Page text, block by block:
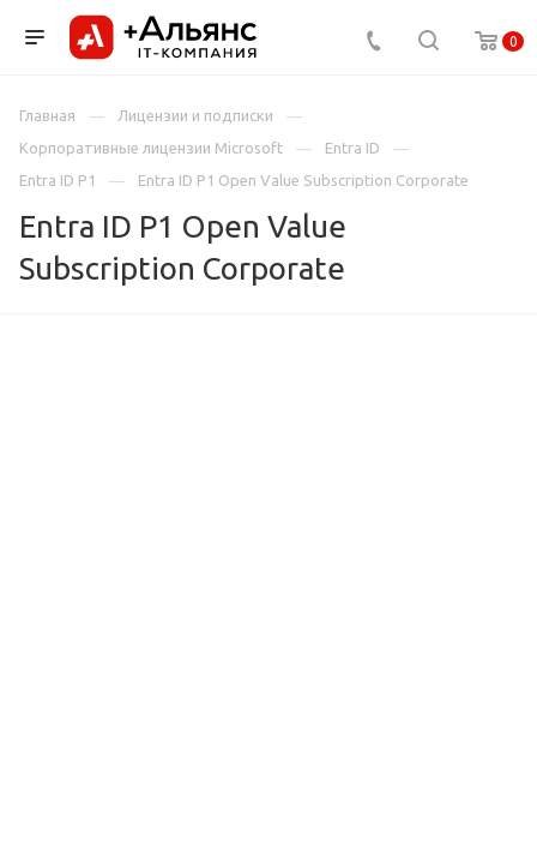
0
Главная
Лицензии и подписки
Корпоративные лицензии Microsoft
Entra ID
Entra ID P1
Entra ID P1 Open Value Subscription Corporate
Entra ID P1 Open Value
Subscription Corporate